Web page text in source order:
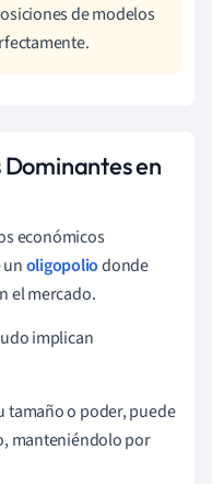
de modelos
en
económicos
oligopoliodonde
el mercado.
implican
tamaño o poder, puede
manteniéndolo por